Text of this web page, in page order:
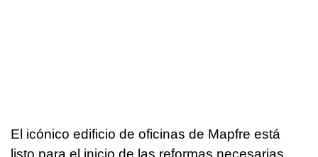
El icónico edificio de oficinas de Mapfre está
listo para el inicio de las reformas necesarias.